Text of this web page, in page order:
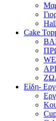
Cake
Είδη-